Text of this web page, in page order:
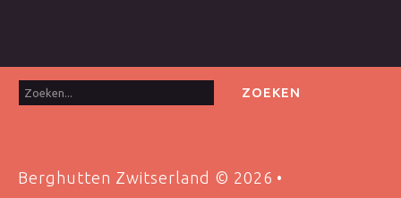
ZOEKEN
Berghutten Zwitserland © 2026